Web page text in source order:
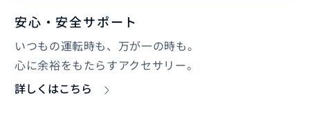
安心・安全サポート
いつもの運転時も、万が一の時も。
心に余裕をもたらすアクセサリー。
詳しくはこちら